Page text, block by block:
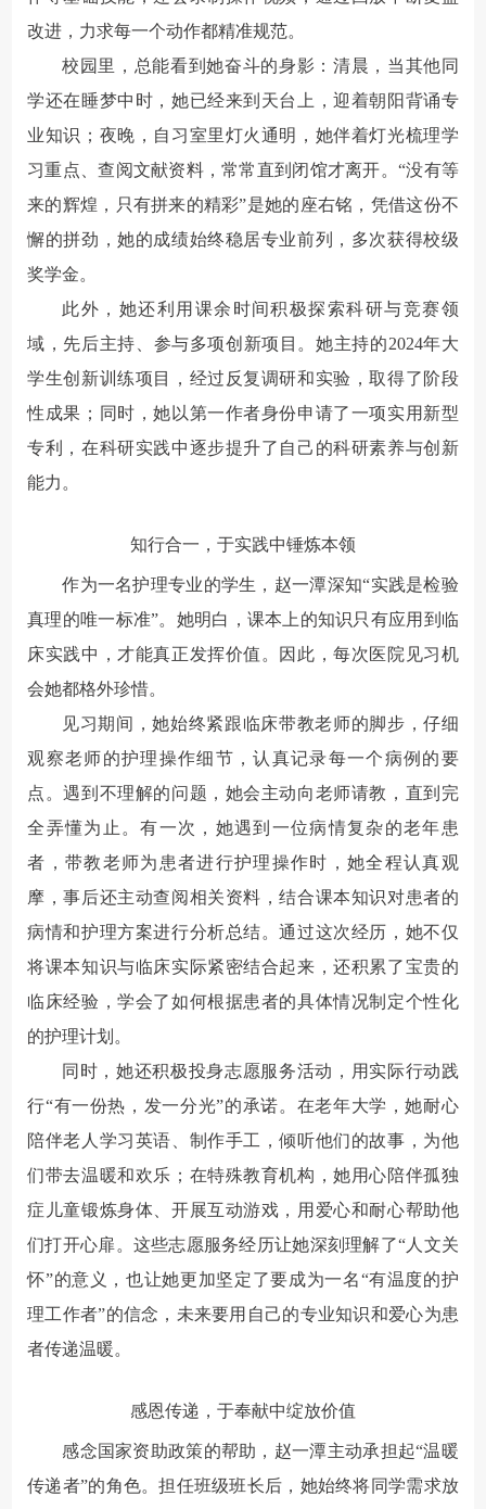
改进，力求每一个动作都精准规范。
校园里，总能看到她奋斗的身影：清晨，当其他同
学还在睡梦中时，她已经来到天台上，迎着朝阳背诵专
业知识；夜晚，自习室里灯火通明，她伴着灯光梳理学
习重点、查阅文献资料，常常直到闭馆才离开。“没有等
来的辉煌，只有拼来的精彩”是她的座右铭，凭借这份不
懈的拼劲，她的成绩始终稳居专业前列，多次获得校级
奖学金。
此外，她还利用课余时间积极探索科研与竞赛领
域，先后主持、参与多项创新项目。她主持的2024年大
学生创新训练项目，经过反复调研和实验，取得了阶段
性成果；同时，她以第一作者身份申请了一项实用新型
专利，在科研实践中逐步提升了自己的科研素养与创新
能力。
知行合一，于实践中锤炼本领
作为一名护理专业的学生，赵一潭深知“实践是检验
真理的唯一标准”。她明白，课本上的知识只有应用到临
床实践中，才能真正发挥价值。因此，每次医院见习机
会她都格外珍惜。
见习期间，她始终紧跟临床带教老师的脚步，仔细
观察老师的护理操作细节，认真记录每一个病例的要
点。遇到不理解的问题，她会主动向老师请教，直到完
全弄懂为止。有一次，她遇到一位病情复杂的老年患
者，带教老师为患者进行护理操作时，她全程认真观
摩，事后还主动查阅相关资料，结合课本知识对患者的
病情和护理方案进行分析总结。通过这次经历，她不仅
将课本知识与临床实际紧密结合起来，还积累了宝贵的
临床经验，学会了如何根据患者的具体情况制定个性化
的护理计划。
同时，她还积极投身志愿服务活动，用实际行动践
行“有一份热，发一分光”的承诺。在老年大学，她耐心
陪伴老人学习英语、制作手工，倾听他们的故事，为他
们带去温暖和欢乐；在特殊教育机构，她用心陪伴孤独
症儿童锻炼身体、开展互动游戏，用爱心和耐心帮助他
们打开心扉。这些志愿服务经历让她深刻理解了“人文关
怀”的意义，也让她更加坚定了要成为一名“有温度的护
理工作者”的信念，未来要用自己的专业知识和爱心为患
者传递温暖。
感恩传递，于奉献中绽放价值
感念国家资助政策的帮助，赵一潭主动承担起“温暖
传递者”的角色。担任班级班长后，她始终将同学需求放